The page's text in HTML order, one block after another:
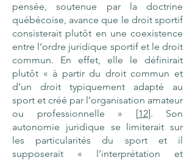
pensée, soutenue par la doctrine
québécoise, avance que le droit sportif
consisterait plutôt en une coexistence
entre l’ordre juridique sportif et le droit
commun. En effet, elle le définirait
plutôt « à partir du droit commun et
d’un droit typiquement adapté au
sport et créé par l’organisation amateur
ou professionnelle » [12]. Son
autonomie juridique se limiterait sur
les particularités du sport et il
supposerait « l’interprétation et